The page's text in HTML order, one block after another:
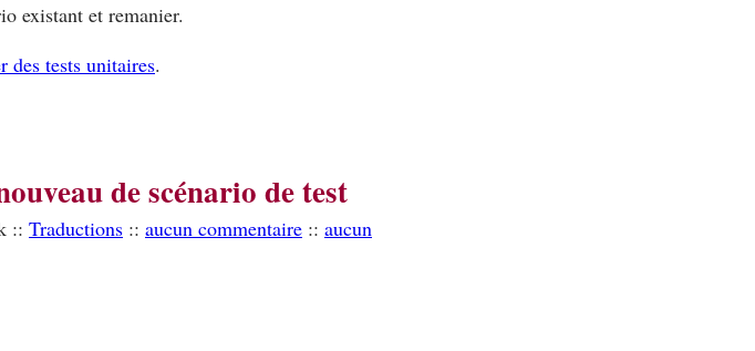
existant et remanier.
des tests unitaires.
de scénario de test
:: Traductions :: aucun commentaire :: aucun